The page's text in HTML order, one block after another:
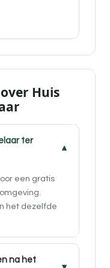
Huis
ter
een gratis
het dezelfde
na het